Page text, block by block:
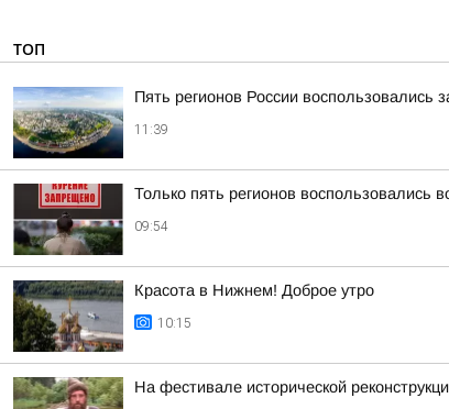
ТОП
Пять регионов России
11:39
Только пять регионов воспользовались
09:54
Красота в Нижнем! Доброе утро
10:15
На фестивале исторической